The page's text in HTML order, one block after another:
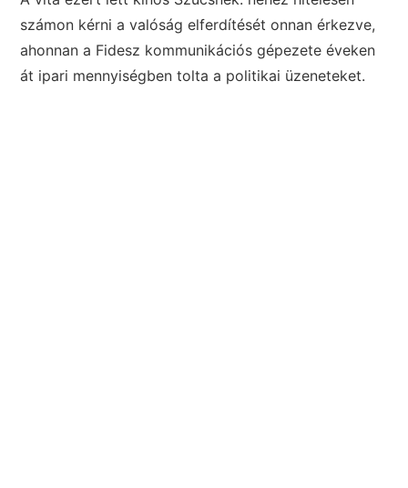
számon kérni a valóság elferdítését onnan érkezve,
ahonnan a Fidesz kommunikációs gépezete éveken
át ipari mennyiségben tolta a politikai üzeneteket.